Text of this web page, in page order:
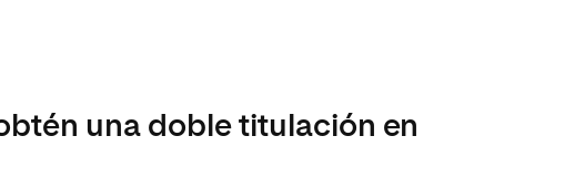
una doble titulación en